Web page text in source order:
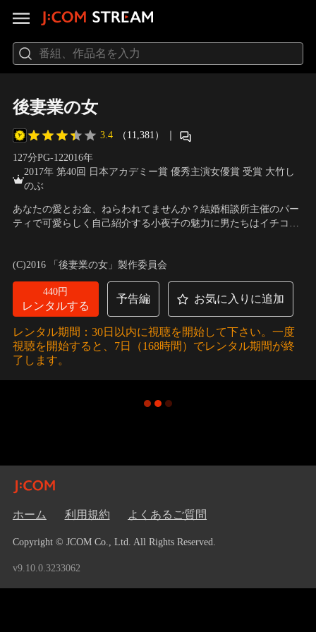
後妻業の女
3.4 （11,381） ｜
127分PG-122016年
2017年 第40回 日本アカデミー賞 優秀主演女優賞 受賞 大竹し
のぶ
あなたの愛とお金、ねらわれてませんか？結婚相談所主催のパー
ティで可愛らしく自己紹介する小夜子の魅力に男たちはイチコロ
場で耕造の娘・朋美と尚子は、小夜子から遺言公正証書を突き付
けられ、小夜子が全財産を相続する事実を言い渡される…。
(C)2016 「後妻業の女」製作委員会
440円
レンタルする
予告編 お気に入りに追加
レンタル期間：30日以内に視聴を開始して下さい。一度
視聴を開始すると、7日（168時間）でレンタル期間が終
了します。
ホーム 利用規約 よくあるご質問
Copyright © JCOM Co., Ltd. All Rights Reserved.
v9.10.0.3233062